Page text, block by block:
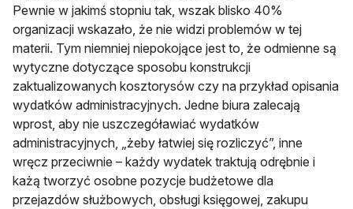
Pewnie w jakimś stopniu tak, wszak blisko 40%
organizacji wskazało, że nie widzi problemów w tej
materii. Tym niemniej niepokojące jest to, że odmienne są
wytyczne dotyczące sposobu konstrukcji
zaktualizowanych kosztorysów czy na przykład opisania
wydatków administracyjnych. Jedne biura zalecają
wprost, aby nie uszczegóławiać wydatków
administracyjnych, „żeby łatwiej się rozliczyć”, inne
wręcz przeciwnie – każdy wydatek traktują odrębnie i
każą tworzyć osobne pozycje budżetowe dla
przejazdów służbowych, obsługi księgowej, zakupu